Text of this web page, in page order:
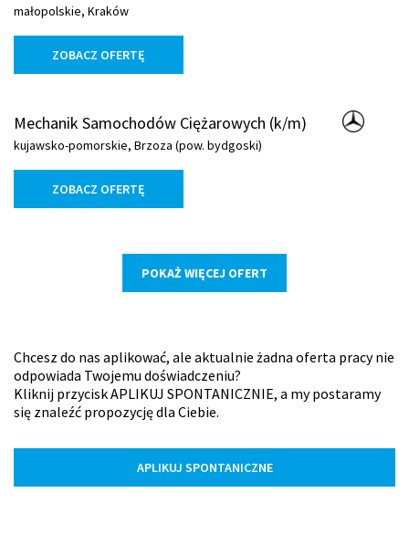
małopolskie, Kraków
ZOBACZ OFERTĘ
Mechanik Samochodów Ciężarowych (k/m)
kujawsko-pomorskie, Brzoza (pow. bydgoski)
ZOBACZ OFERTĘ
POKAŻ WIĘCEJ OFERT
Chcesz do nas aplikować, ale aktualnie żadna oferta pracy nie
odpowiada Twojemu doświadczeniu?
Kliknij przycisk APLIKUJ SPONTANICZNIE, a my postaramy
się znaleźć propozycję dla Ciebie.
APLIKUJ SPONTANICZNE